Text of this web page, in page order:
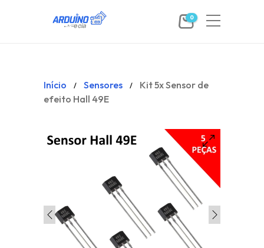
0
Início / Sensores /
Kit 5x Sensor de
efeito Hall 49E